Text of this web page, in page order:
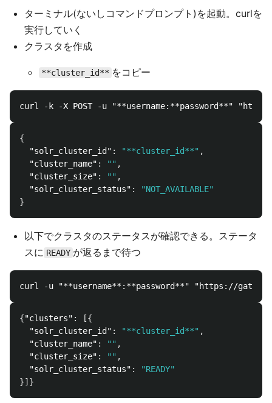
ターミナル(ないしコマンドプロンプト)を起動。curlを
実行していく
クラスタを作成
**cluster_id** をコピー
{
"solr_cluster_id" : "**cluster_id**" ,
"cluster_name" : "" ,
"cluster_size" : "" ,
"solr_cluster_status" :
"NOT_AVAILABLE"
}
以下でクラスタのステータスが確認できる。ステータ
スに READY が返るまで待つ
{"clusters" :
[{
"solr_cluster_id" : "**cluster_id**" ,
"cluster_name" : "" ,
"cluster_size" : "" ,
"solr_cluster_status" :
"READY"
}]}